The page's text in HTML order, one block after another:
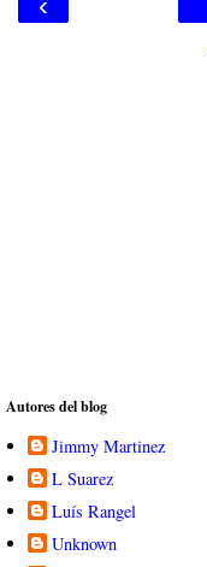
Autores del blog
Jimmy Martinez
L Suarez
Luís Rangel
Unknown